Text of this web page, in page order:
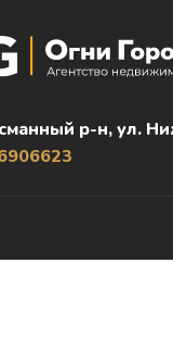
р-н, ул.